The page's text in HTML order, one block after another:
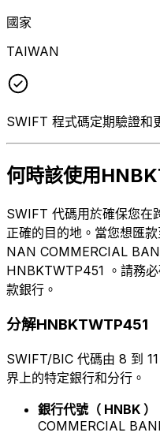
國家
TAIWAN
SWIFT 程式碼定期驗證和
何時該使用
SWIFT 代碼用於確保您在
正確的目的地。當您想匯
NAN COMMERCIAL
HNBKTWTP451 。請務
款銀行。
分解HNBKTWTP451
SWIFT/BIC 代碼由 8 到
界上的特定銀行和分行。
銀行代號（ HNBK ）
COMMERCIAL